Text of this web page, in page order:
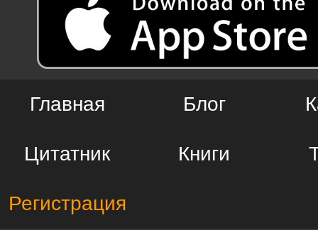
Главная Блог
Цитатник Книги
Регистрация